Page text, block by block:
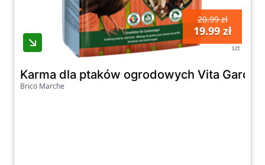
20.99 zł
19.99 zł
szt
Karma dla ptaków ogrodowych Vita
Brico Marche